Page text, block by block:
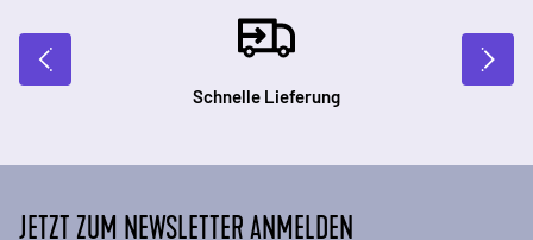
Schnelle Lieferung
JETZT ZUM NEWSLETTER ANMELDEN